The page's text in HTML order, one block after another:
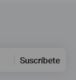
Suscríbete